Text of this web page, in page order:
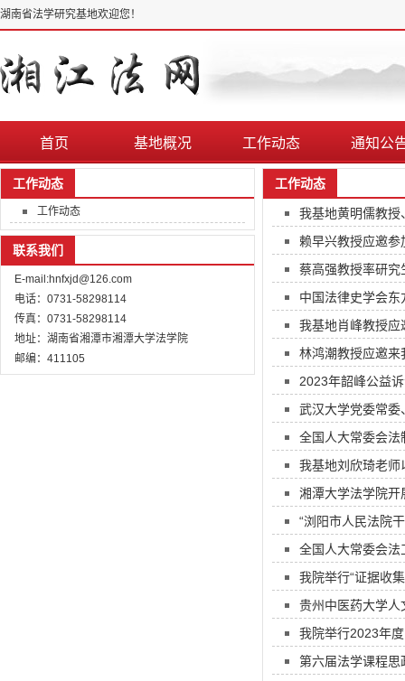
湖南省法学研究基地欢迎您！
首页 基地概况 工作动态 通知公
工作动态
工作动态
联系我们
E-mail:hnfxjd@126.com
电话：0731-58298114
传真：0731-58298114
地址：湖南省湘潭市湘潭大学法学院
邮编：411105
工作动态
我基地黄明儒教授
赖早兴教授应邀
蔡高强教授率研究
中国法律史学会
我基地肖峰教授应
林鸿潮教授应邀来
2023年韶峰公益
武汉大学党委常委
全国人大常委会法
我基地刘欣琦老
湘潭大学法学院开
“浏阳市人民法院
全国人大常委会法
我院举行“证据收
贵州中医药大学人
我院举行2023年
第六届法学课程思